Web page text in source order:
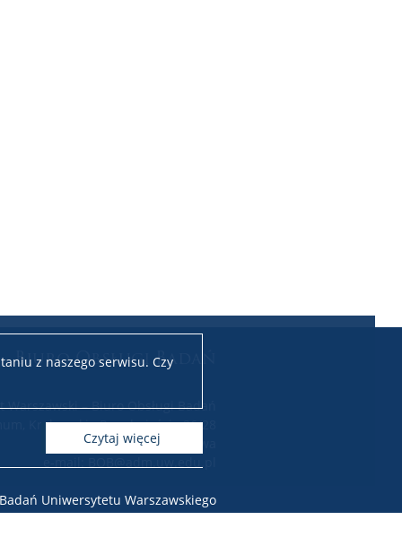
z naszego serwisu. Czy
czytaj więcej
Biuro Obsługi Badań
– Biuro Obsługi Badań
Krakowskie Przedmieście 26/28
00-927 Warszawa
Uniwersytetu Warszawskiego